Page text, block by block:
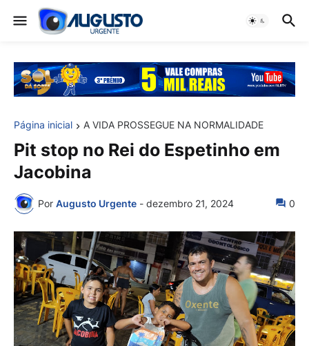
Página inicial A VIDA PROSSEGUE NA NORMALIDADE
Pit stop no Rei do Espetinho em
Jacobina
Por Augusto Urgente - dezembro 21, 2024 0